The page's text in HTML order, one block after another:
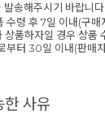
송해주시기 바랍니다.
수령 후 7일 이내(구매
상품하자일 경우 상품
부터 30일 이내(판매
한 사유